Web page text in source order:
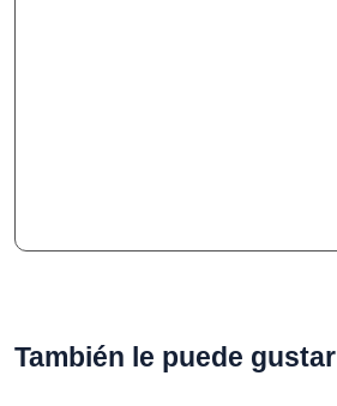
También le puede gustar